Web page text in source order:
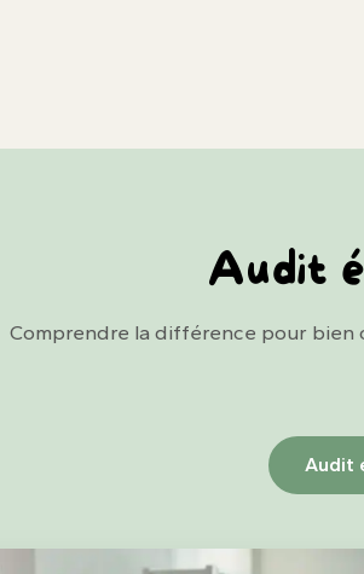
Audit
Comprendre la différence pour bien
Audit